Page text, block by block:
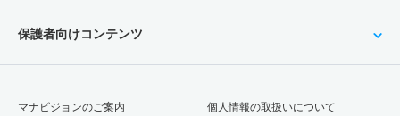
保護者向けコンテンツ
マナビジョンのご案内 個人情報の取扱いについて